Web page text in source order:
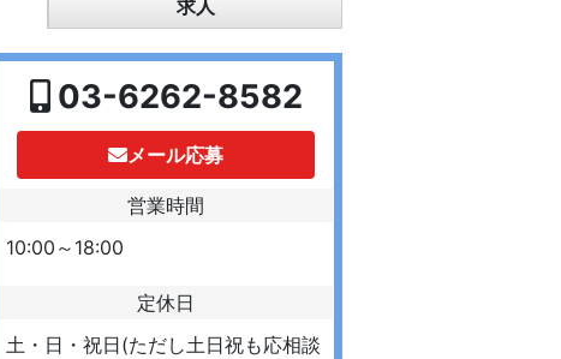
求人
03-6262-8582
メール応募
営業時間
10:00～18:00
定休日
土・日・祝日(ただし土日祝も応相談